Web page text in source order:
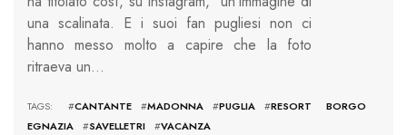
una scalinata. E i suoi fan pugliesi non ci
hanno messo molto a capire che la foto
ritraeva un…
TAGS: #CANTANTE #MADONNA #PUGLIA #RESORT BORGO
EGNAZIA
#SAVELLETRI #VACANZA